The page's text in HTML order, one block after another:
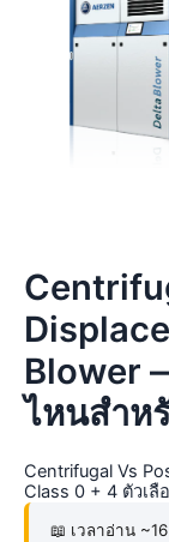
Blower
ไหนสำห
Centrifugal Vs
Class 0 + 4 ตัวเลื
📖 เวลาอ่าน